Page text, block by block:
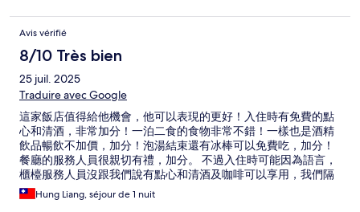
Avis vérifié
8/10 Très bien
25 juil. 2025
Traduire avec Google
這家飯店值得給他機會，他可以表現的更好！入住時有免費的點
心和清酒，非常加分！一泊二食的食物非常不錯！一樣也是酒精
飲品暢飲不加價，加分！泡湯結束還有冰棒可以免費吃，加分！
餐廳的服務人員很親切有禮，加分。 不過入住時可能因為語言，
櫃檯服務人員沒跟我們說有點心和清酒及咖啡可以享用，我們隔
天才知道，也沒機會享用了！另外，房間冷氣超爛，不過這裡一
年有大概300天以上不太需要冷氣，所以問題不大！我覺得如果
Hung Liang, séjour de 1 nuit